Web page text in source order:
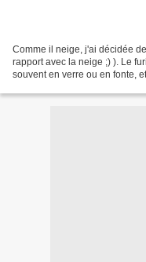
Comme il neige, j'ai décidée
rapport avec la neige ;) ). Le
souvent en verre ou en fonte,